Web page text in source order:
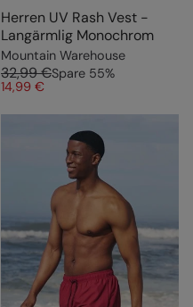
Herren UV Rash Vest -
Langärmlig Monochrom
Mountain Warehouse
32,99 €Spare 55%
14,99 €